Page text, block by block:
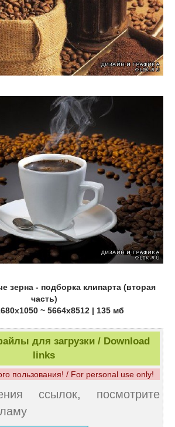
зерна - подборка клипарта (вторая
часть)
~ 5664x8512 | 135 мб
для загрузки / Download
links
пользования! / For personal use only!
ссылок, посмотрите